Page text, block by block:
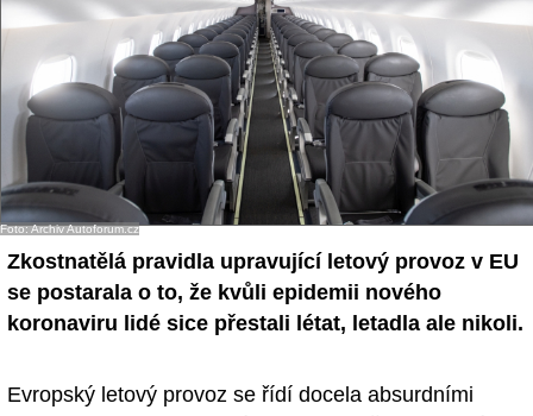
Foto: Archiv Autoforum.cz
Zkostnatělá pravidla upravující letový provoz v EU
se postarala o to, že kvůli epidemii nového
koronaviru lidé sice přestali létat, letadla ale nikoli.
Evropský letový provoz se řídí docela absurdními